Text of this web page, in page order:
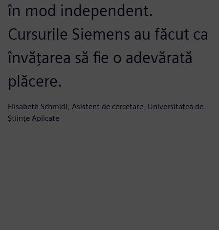
în mod independent.
Cursurile Siemens au făcut ca
învățarea să fie o adevărată
plăcere.
Elisabeth Schmidl, Asistent de cercetare, Universitatea de
Științe Aplicate